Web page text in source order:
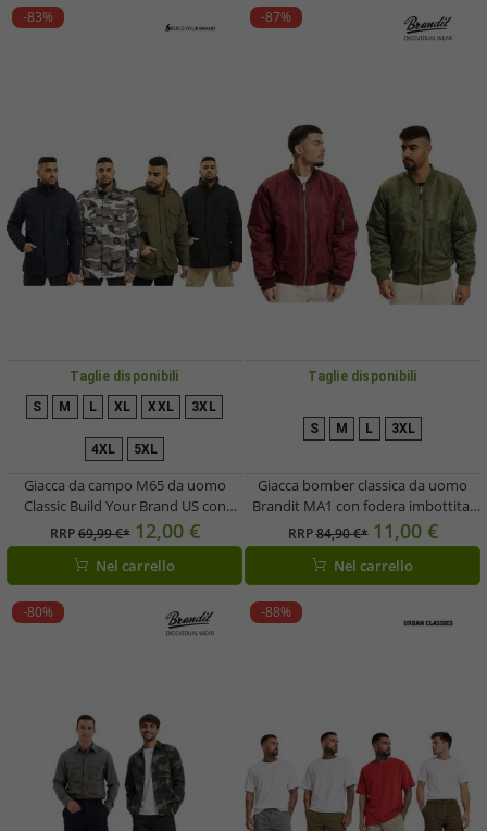
-83%
Taglie disponibili
S M L XL XXL 3XL
4XL 5XL
Giacca da campo M65 da uomo
Classic Build Your Brand US con
giacca interna removibile, in cotone,
disponibile nei colori blu navy,
grigio/nero/bianco, verde oliva e
nero.
RRP69,99 €* 12,00 €
Nel carrello
-87%
Taglie disponibili
S M L 3XL
Giacca bomber classica da uomo
Brandit MA1 con fodera imbottita,
modello B3149, nei colori bordeaux
e verde oliva
RRP84,90 €* 11,00 €
Nel carrello
-80% -88%